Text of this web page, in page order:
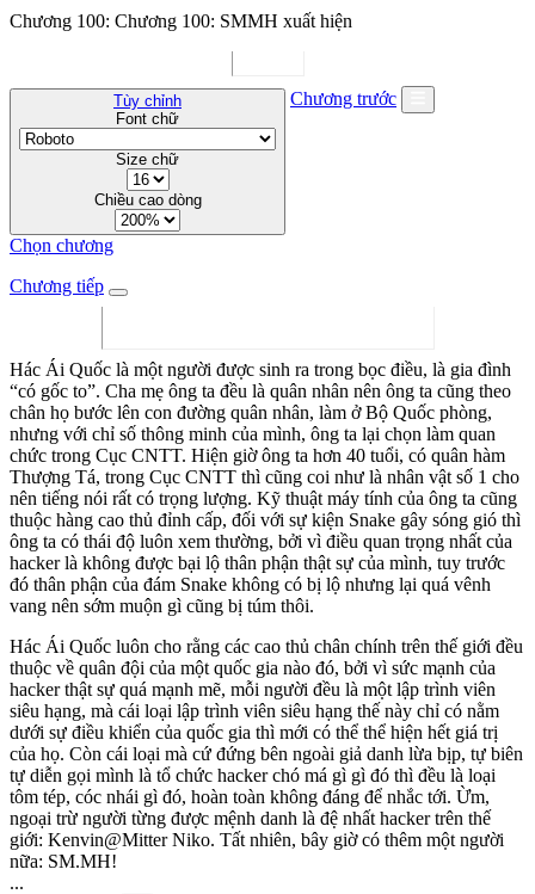
Chương 100: Chương 100: SMMH xuất hiện
Tùy chỉnh
Font chữ
Size chữ
Chiều cao dòng
Chương trước
Chọn chương
Chương tiếp
Hác Ái Quốc là một người được sinh ra trong bọc điều, là gia đình
“có gốc to”. Cha mẹ ông ta đều là quân nhân nên ông ta cũng theo
chân họ bước lên con đường quân nhân, làm ở Bộ Quốc phòng,
nhưng với chỉ số thông minh của mình, ông ta lại chọn làm quan
chức trong Cục CNTT. Hiện giờ ông ta hơn 40 tuổi, có quân hàm
Thượng Tá, trong Cục CNTT thì cũng coi như là nhân vật số 1 cho
nên tiếng nói rất có trọng lượng. Kỹ thuật máy tính của ông ta cũng
thuộc hàng cao thủ đỉnh cấp, đối với sự kiện Snake gây sóng gió thì
ông ta có thái độ luôn xem thường, bởi vì điều quan trọng nhất của
hacker là không được bại lộ thân phận thật sự của mình, tuy trước
đó thân phận của đám Snake không có bị lộ nhưng lại quá vênh
vang nên sớm muộn gì cũng bị túm thôi.
Hác Ái Quốc luôn cho rằng các cao thủ chân chính trên thế giới đều
thuộc về quân đội của một quốc gia nào đó, bởi vì sức mạnh của
hacker thật sự quá mạnh mẽ, mỗi người đều là một lập trình viên
siêu hạng, mà cái loại lập trình viên siêu hạng thế này chỉ có nằm
dưới sự điều khiển của quốc gia thì mới có thể thể hiện hết giá trị
của họ. Còn cái loại mà cứ đứng bên ngoài giả danh lừa bịp, tự biên
tự diễn gọi mình là tổ chức hacker chó má gì gì đó thì đều là loại
tôm tép, cóc nhái gì đó, hoàn toàn không đáng để nhắc tới. Ừm,
ngoại trừ người từng được mệnh danh là đệ nhất hacker trên thế
giới: Kenvin@Mitter Niko. Tất nhiên, bây giờ có thêm một người
nữa: SM.MH!
...